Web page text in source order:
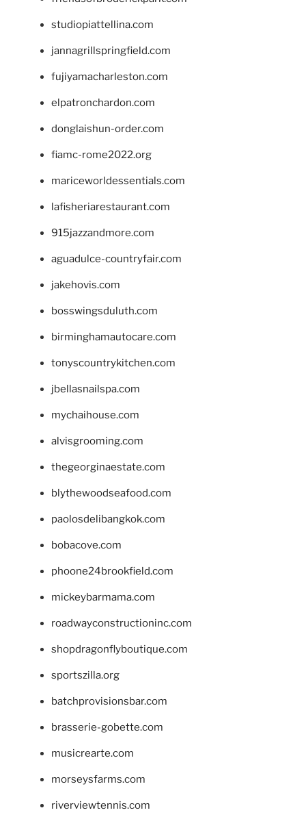
studiopiattellina.com
jannagrillspringfield.com
fujiyamacharleston.com
elpatronchardon.com
donglaishun-order.com
fiamc-rome2022.org
mariceworldessentials.com
lafisheriarestaurant.com
915jazzandmore.com
aguadulce-countryfair.com
jakehovis.com
bosswingsduluth.com
birminghamautocare.com
tonyscountrykitchen.com
jbellasnailspa.com
mychaihouse.com
alvisgrooming.com
thegeorginaestate.com
blythewoodseafood.com
paolosdelibangkok.com
bobacove.com
phoone24brookfield.com
mickeybarmama.com
roadwayconstructioninc.com
shopdragonflyboutique.com
sportszilla.org
batchprovisionsbar.com
brasserie-gobette.com
musicrearte.com
morseysfarms.com
riverviewtennis.com